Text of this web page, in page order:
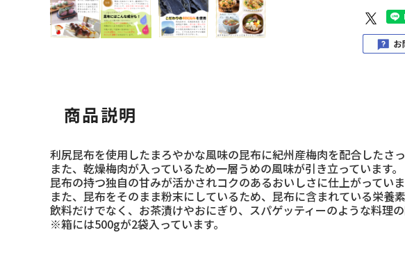
商品説明
利尻昆布を使用したまろやかな風味の昆布に紀州産梅肉を配合したさ
また、乾燥梅肉が入っているため一層うめの風味が引き立っています。
昆布の持つ独自の甘みが活かされコクのあるおいしさに仕上がっていま
また、昆布をそのまま粉末にしているため、昆布に含まれている栄養
飲料だけでなく、お茶漬けやおにぎり、スパゲッティーのような料理
※箱には500gが2袋入っています。